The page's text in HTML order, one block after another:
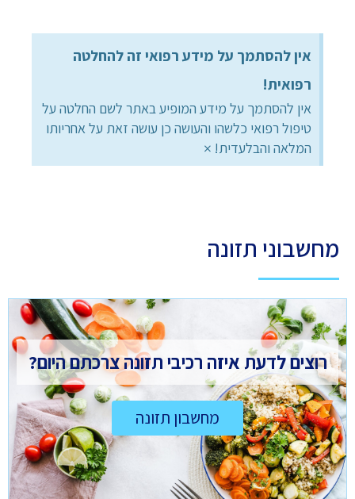
אין להסתמך על מידע רפואי זה להחלטה
רפואית!
אין להסתמך על מידע המופיע באתר לשם החלטה על
טיפול רפואי כלשהו והעושה כן עושה זאת על אחריותו
המלאה והבלעדית! ×
מחשבוני תזונה
רוצים לדעת איזה רכיבי תזונה צרכתם היום?
מחשבון תזונה